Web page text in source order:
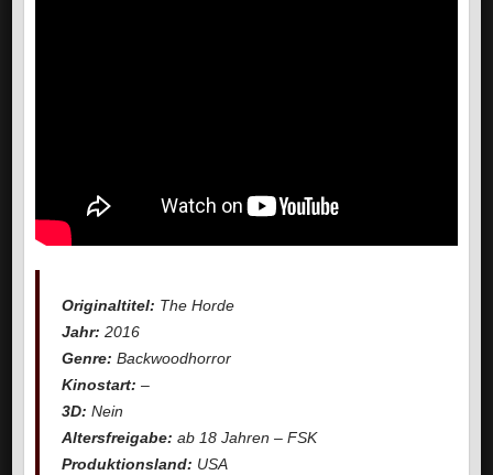
Originaltitel: The Horde
Jahr: 2016
Genre: Backwoodhorror
Kinostart: –
3D: Nein
Altersfreigabe: ab 18 Jahren – FSK
Produktionsland: USA